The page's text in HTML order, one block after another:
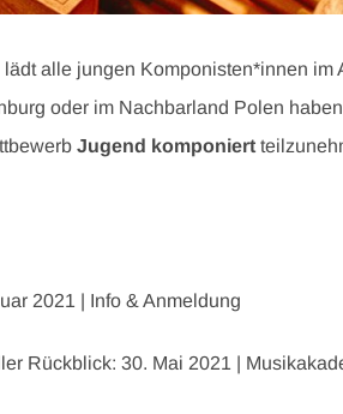
alle jungen Komponisten*innen im
oder im Nachbarland Polen
Jugend komponiert
2021 | Info & Anmeldung
Rückblick: 30. Mai 2021 |